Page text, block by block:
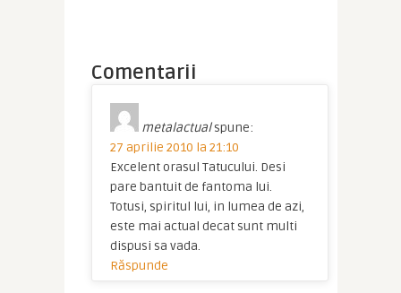
Comentarii
metalactual spune:
27 aprilie 2010 la 21:10
Excelent orasul Tatucului. Desi
pare bantuit de fantoma lui.
Totusi, spiritul lui, in lumea de azi,
este mai actual decat sunt multi
dispusi sa vada.
Răspunde